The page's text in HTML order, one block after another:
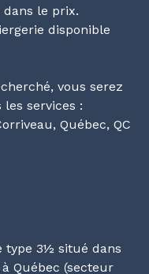
le prix.
disponible
vous serez
services :
Québec, QC
type 3½ situé dans
Québec (secteur